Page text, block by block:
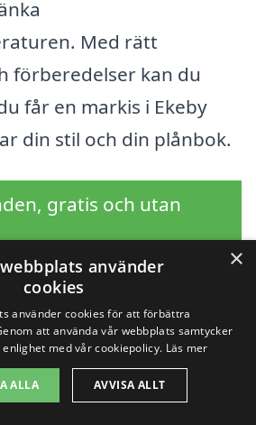
Med rätt
förberedelser kan du
får en markis i Ekeby
din stil och din plånbok.
gratis och utan
en
för markis
×
använder
cookies
använder cookies för att förbättra
att använda vår webbplats samtycker
med vår cookiepolicy. Läs mer
ALLA AVVISA ALLT